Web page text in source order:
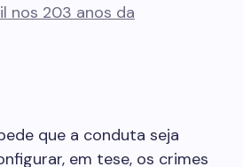
nos 203 anos da
que a conduta seja
em tese, os crimes